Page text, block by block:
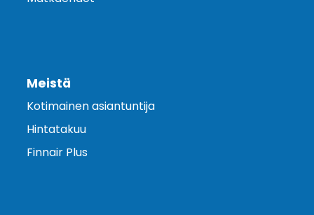
Meistä
Kotimainen asiantuntija
Hintatakuu
Finnair Plus